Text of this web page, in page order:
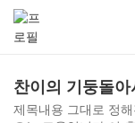
찬이의 기둥돌아
제목내용 그대로 정